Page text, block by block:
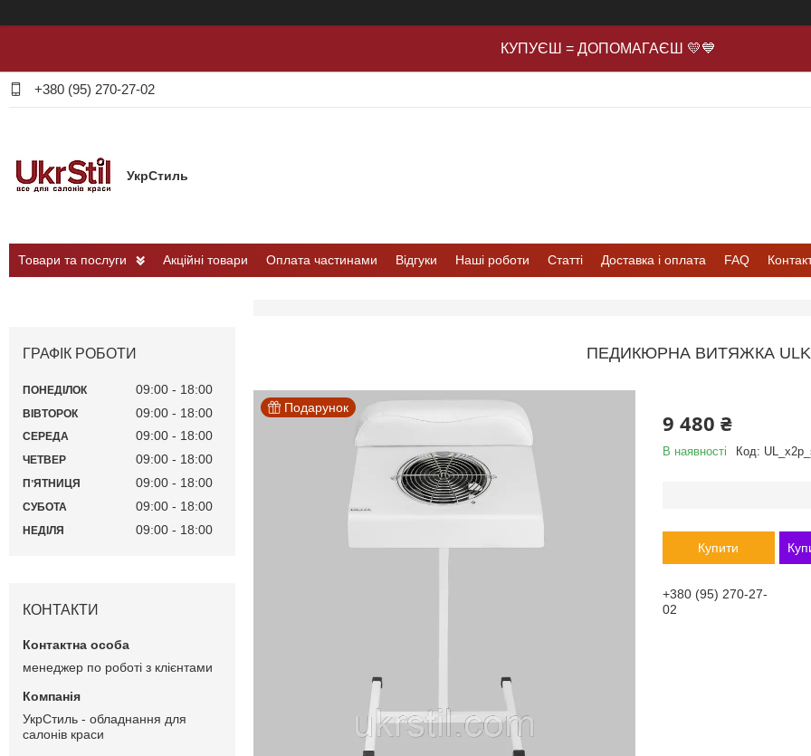
КУПУЄШ = ДОПОМАГАЄШ 💛💙
+380 (95) 270-27-02
УкрСтиль
Товари та послуги Акційні товари Оплата частинами Відгуки Наші роботи Статті Доставка і оплата FAQ
ПЕДИКЮРНА ВИТЯЖКА
Подарунок
9 480 ₴
В наявності Код:
Купити
+380 (95) 270-27-
02
ГРАФІК РОБОТИ
ПОНЕДІЛОК 09:00 18:00
ВІВТОРОК 09:00 18:00
СЕРЕДА 09:00 18:00
ЧЕТВЕР 09:00 18:00
ПʼЯТНИЦЯ 09:00 18:00
СУБОТА 09:00 18:00
НЕДІЛЯ 09:00 18:00
КОНТАКТИ
менеджер по роботі з клієнтами
УкрСтиль - обладнання для
салонів краси